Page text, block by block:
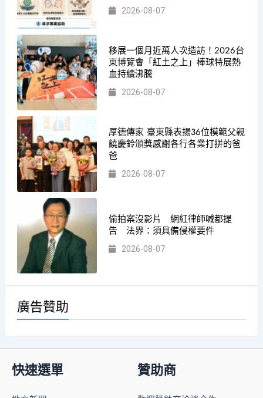
2026-08-07
移展一個月近萬人次造訪！2026台
東博覽會「紅土之上」棒球特展熱
血持續沸騰
2026-08-07
厚德傳家 臺東縣表揚36位模範父親
饒慶鈴頒獎感謝各行各業打拼的爸
爸
2026-08-07
偷拍案沒影片 網紅律師喊都提
告 法界：須具備侵權要件
2026-08-07
廣告贊助
快速選單 贊助商